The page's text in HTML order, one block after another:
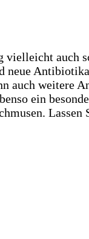
vielleicht
auch
ein